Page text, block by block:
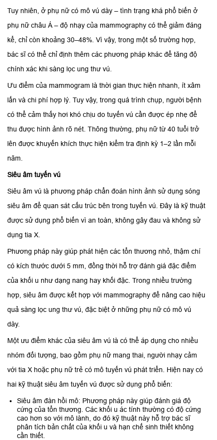
Tuy nhiên, ở phụ nữ có mô vú dày – tình trạng khá phổ biến ở
phụ nữ châu Á – độ nhạy của mammography có thể giảm đáng
kể, chỉ còn khoảng 30–48%. Vì vậy, trong một số trường hợp,
bác sĩ có thể chỉ định thêm các phương pháp khác để tăng độ
chính xác khi sàng lọc ung thư vú.
Ưu điểm của mammogram là thời gian thực hiện nhanh, ít xâm
lấn và chi phí hợp lý. Tuy vậy, trong quá trình chụp, người bệnh
có thể cảm thấy hơi khó chịu do tuyến vú cần được ép nhẹ để
thu được hình ảnh rõ nét. Thông thường, phụ nữ từ 40 tuổi trở
lên được khuyến khích thực hiện kiểm tra định kỳ 1–2 lần mỗi
năm.
Siêu âm tuyến vú
Siêu âm vú là phương pháp chẩn đoán hình ảnh sử dụng sóng
siêu âm để quan sát cấu trúc bên trong tuyến vú. Đây là kỹ thuật
được sử dụng phổ biến vì an toàn, không gây đau và không sử
dụng tia X.
Phương pháp này giúp phát hiện các tổn thương nhỏ, thậm chí
có kích thước dưới 5 mm, đồng thời hỗ trợ đánh giá đặc điểm
của khối u như dạng nang hay khối đặc. Trong nhiều trường
hợp, siêu âm được kết hợp với mammography để nâng cao hiệu
quả sàng lọc ung thư vú, đặc biệt ở những phụ nữ có mô vú
dày.
Một ưu điểm khác của siêu âm vú là có thể áp dụng cho nhiều
nhóm đối tượng, bao gồm phụ nữ mang thai, người nhạy cảm
với tia X hoặc phụ nữ trẻ có mô tuyến vú phát triển. Hiện nay có
hai kỹ thuật siêu âm tuyến vú được sử dụng phổ biến:
Siêu âm đàn hồi mô: Phương pháp này giúp đánh giá độ
cứng của tổn thương. Các khối u ác tính thường có độ cứng
cao hơn so với mô lành, do đó kỹ thuật này hỗ trợ bác sĩ
phân tích bản chất của khối u và hạn chế sinh thiết không
cần thiết.